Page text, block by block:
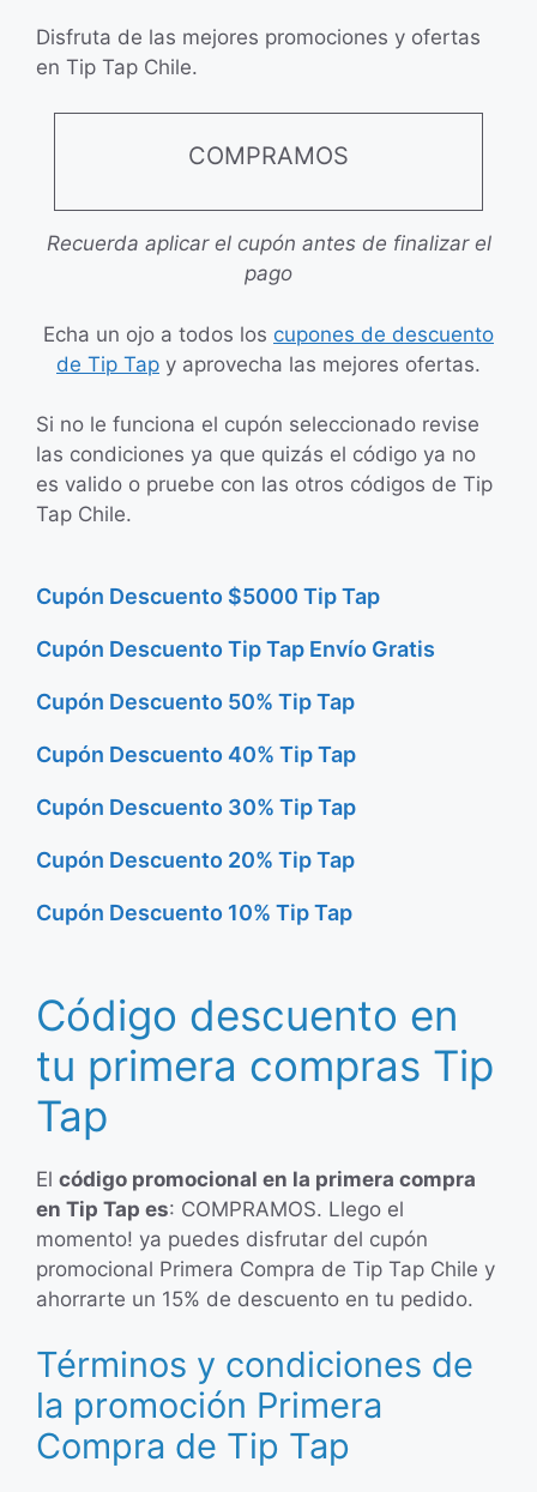
Disfruta de las mejores promociones y ofertas
en Tip Tap Chile.
COMPRAMOS
Recuerda aplicar el cupón antes de finalizar el
pago
Echa un ojo a todos los cupones de descuento
de Tip Tap y aprovecha las mejores ofertas.
Si no le funciona el cupón seleccionado revise
las condiciones ya que quizás el código ya no
es valido o pruebe con las otros códigos de Tip
Tap Chile.
Cupón Descuento $5000 Tip Tap
Cupón Descuento Tip Tap Envío Gratis
Cupón Descuento 50% Tip Tap
Cupón Descuento 40% Tip Tap
Cupón Descuento 30% Tip Tap
Cupón Descuento 20% Tip Tap
Cupón Descuento 10% Tip Tap
Código descuento en
tu primera compras Tip
Tap
El código promocional en la primera compra
en Tip Tap es: COMPRAMOS. Llego el
momento! ya puedes disfrutar del cupón
promocional Primera Compra de Tip Tap Chile y
ahorrarte un 15% de descuento en tu pedido.
Términos y condiciones de
la promoción Primera
Compra de Tip Tap